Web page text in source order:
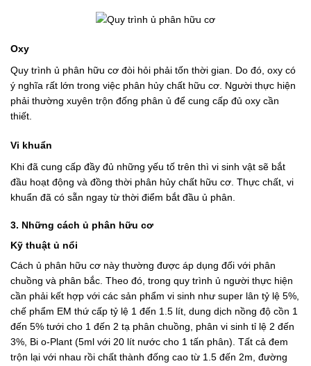
Oxy
Quy trình ủ phân hữu cơ đòi hỏi phải tốn thời gian. Do đó, oxy có
ý nghĩa rất lớn trong việc phân hủy chất hữu cơ. Người thực hiện
phải thường xuyên trộn đống phân ủ để cung cấp đủ oxy cần
thiết.
Vi khuẩn
Khi đã cung cấp đầy đủ những yếu tố trên thì vi sinh vật sẽ bắt
đầu hoạt động và đồng thời phân hủy chất hữu cơ. Thực chất, vi
khuẩn đã có sẵn ngay từ thời điểm bắt đầu ủ phân.
3. Những cách ủ phân hữu cơ
Kỹ thuật ủ nổi
Cách ủ phân hữu cơ này thường được áp dụng đối với phân
chuồng và phân bắc. Theo đó, trong quy trình ủ người thực hiện
cần phải kết hợp với các sản phẩm vi sinh như super lân tỷ lệ 5%,
chế phẩm EM thứ cấp tỷ lệ 1 đến 1.5 lít, dung dịch nồng độ cồn 1
đến 5% tưới cho 1 đến 2 tạ phân chuồng, phân vi sinh tỉ lệ 2 đến
3%, Bi o-Plant (5ml với 20 lít nước cho 1 tấn phân). Tất cả đem
trộn lại với nhau rồi chất thành đống cao từ 1.5 đến 2m, đường